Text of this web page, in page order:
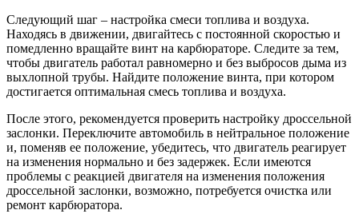
Следующий шаг – настройка смеси топлива и воздуха.
Находясь в движении, двигайтесь с постоянной скоростью и
помедленно вращайте винт на карбюраторе. Следите за тем,
чтобы двигатель работал равномерно и без выбросов дыма из
выхлопной трубы. Найдите положение винта, при котором
достигается оптимальная смесь топлива и воздуха.
После этого, рекомендуется проверить настройку дроссельной
заслонки. Переключите автомобиль в нейтральное положение
и, поменяв ее положение, убедитесь, что двигатель реагирует
на изменения нормально и без задержек. Если имеются
проблемы с реакцией двигателя на изменения положения
дроссельной заслонки, возможно, потребуется очистка или
ремонт карбюратора.